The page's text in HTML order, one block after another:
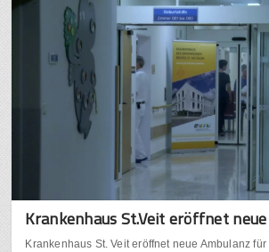
Krankenhaus St.Veit eröffnet
Krankenhaus St. Veit eröffnet neue Ambulanz